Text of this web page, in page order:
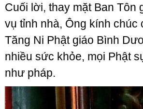
Cuối lời, thay mặt Ban Tôn
vụ tỉnh nhà, Ông kính chúc
Tăng Ni Phật giáo Bình
nhiều sức khỏe, mọi Phật
như pháp.